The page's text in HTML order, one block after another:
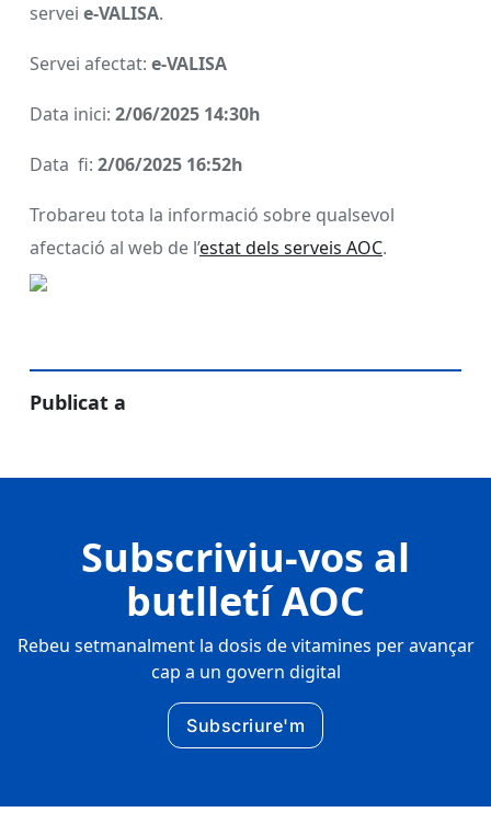
servei e-VALISA.
Servei afectat: e-VALISA
Data inici: 2/06/2025 14:30h
Data fi: 2/06/2025 16:52h
Trobareu tota la informació sobre qualsevol
afectació al web de l’estat dels serveis AOC.
Publicat a
Subscriviu-vos al
butlletí AOC
Rebeu setmanalment la dosis de vitamines per avançar
cap a un govern digital
Subscriure'm